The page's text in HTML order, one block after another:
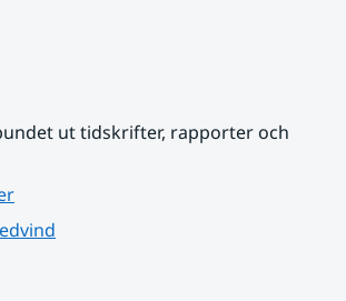
ut tidskrifter, rapporter och